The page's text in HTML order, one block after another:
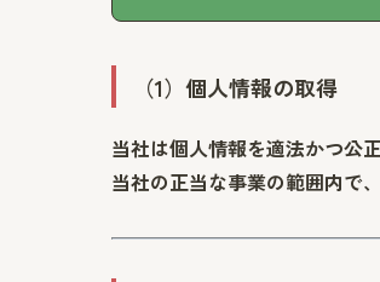
（1）個人情報の取得
当社は個人情報を適法かつ公
当社の正当な事業の範囲内で